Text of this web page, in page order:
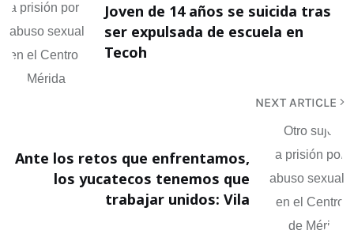
Joven de 14 años se suicida tras
ser expulsada de escuela en
Tecoh
NEXT ARTICLE
Ante los retos que enfrentamos,
los yucatecos tenemos que
trabajar unidos: Vila